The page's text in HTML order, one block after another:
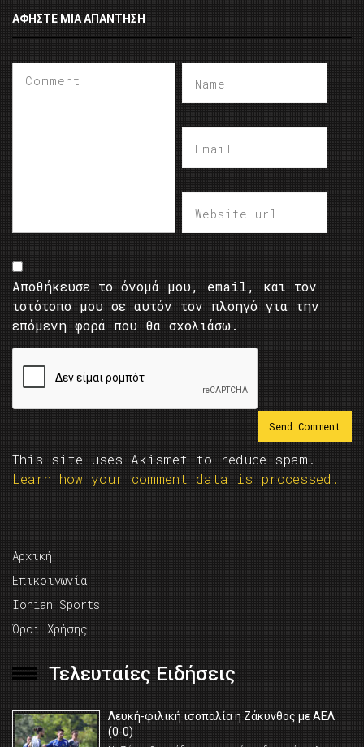
ΑΦΉΣΤΕ ΜΙΑ ΑΠΆΝΤΗΣΗ
Αποθήκευσε το όνομά μου, email, και τον
ιστότοπο μου σε αυτόν τον πλοηγό για την
επόμενη φορά που θα σχολιάσω.
This site uses Akismet to reduce spam.
Learn how your comment data is processed.
Αρχική
Επικοινωνία
Ionian Sports
Όροι Χρήσης
Τελευταίες Ειδήσεις
Λευκή-φιλική ισοπαλία η Ζάκυνθος με ΑΕΛ
(0-0)